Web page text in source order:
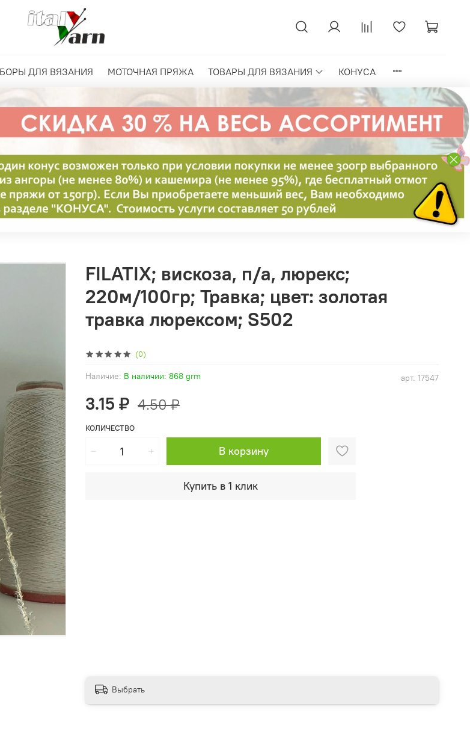
ДЛЯ ВЯЗАНИЯ МОТОЧНАЯ ПРЯЖА ТОВАРЫ ДЛЯ ВЯЗАНИЯ КОНУСА
(0)
арт. 17547
Наличие: В наличии: 868 grm
FILATIX; вискоза, п/а, люрекс;
220м/100гр; Травка; цвет: золотая
травка люрексом; S502
3.15 ₽ 4.50 ₽
КОЛИЧЕСТВО
В корзину
Купить в 1 клик
Выбрать